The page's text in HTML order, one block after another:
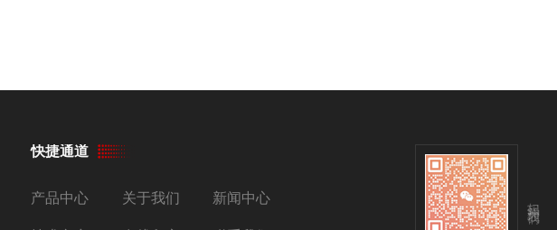
快捷通道
产品中心 关于我们 新闻中心